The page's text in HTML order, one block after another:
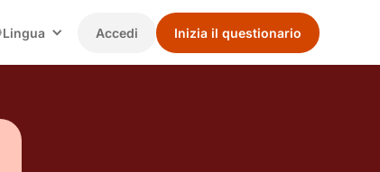
Lingua Accedi Inizia il questionario